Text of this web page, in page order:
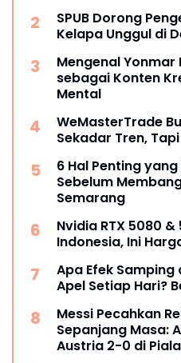
SPUB Dorong
Kelapa Unggul di
Mengenal
sebagai Konten
Mental
WeMasterTrade
Sekadar Tren,
6 Hal Penting
Sebelum
Semarang
Nvidia RTX 5080
Indonesia, Ini
Apa Efek Samping
Apel Setiap Hari?
Messi Pecahkan
Sepanjang Masa:
Austria 2-0 di